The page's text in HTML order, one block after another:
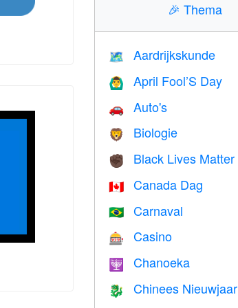
🎉Thema
🗺 Aardrijkskunde
🙆‍♂️ April Fool’S Day
🚗 Auto's
🦁 Biologie
✊🏿 Black Lives Matter
🇨🇦 Canada Dag
🇧🇷 Carnaval
🎰 Casino
🕎 Chanoeka
🐉
Chinees Nieuwjaar